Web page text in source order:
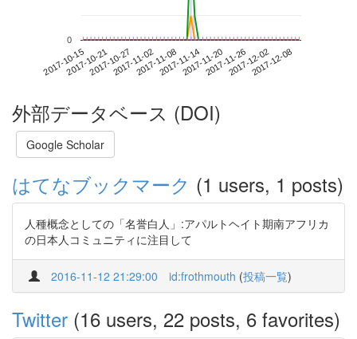
2017-10-152017-10-212017-10-272017-11-022017-11-082017-11-142017-11-202017-11-262017-12-022017-12-08
0
外部データベース (DOI)
Google Scholar
はてなブックマーク (1 users, 1 posts)
人種概念としての「名誉白人」:アパルトヘイト期南アフリカ
の日本人コミュニティに注目して
2016-11-12 21:29:00 id:frothmouth (投稿一覧)
Twitter (16 users, 22 posts, 6 favorites)